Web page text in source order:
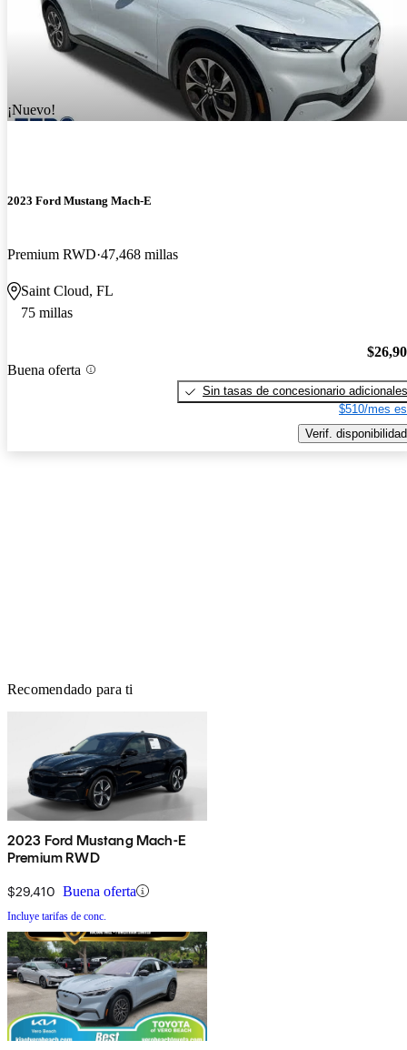
¡Nuevo!
2023 Ford Mustang Mach-E
Premium RWD 47,468 millas
Saint Cloud, FL
75 millas
Buena oferta
Sin tasas de concesionario adicionales
$510/mes
Verif. disponibilidad
Recomendado para ti
2023 Ford Mustang Mach-E
Premium RWD
$29,410 Buena oferta
Incluye tarifas de conc.